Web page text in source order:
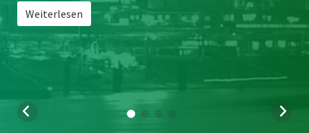
Weiterlesen